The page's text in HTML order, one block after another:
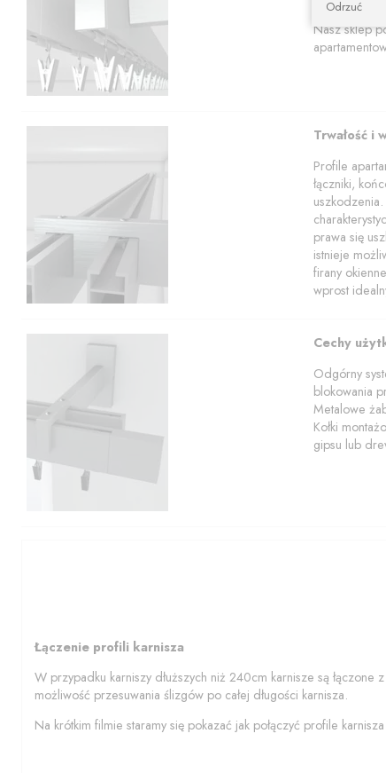
profili w tym
Nasz sklep
Trwałość i
Profile
łączniki,
prawa się
istnieje
firany
wprost
Cechy
Odgórny
blokowania
Metalowe
Kołki
gipsu lub
Łączenie profili karnisza
W przypadku karniszy dłuższych niż 240cm karnisze są
możliwość przesuwania ślizgów po całej długości karnisza.
Na krótkim filmie staramy się pokazać jak połączyć profile
Odrzuć